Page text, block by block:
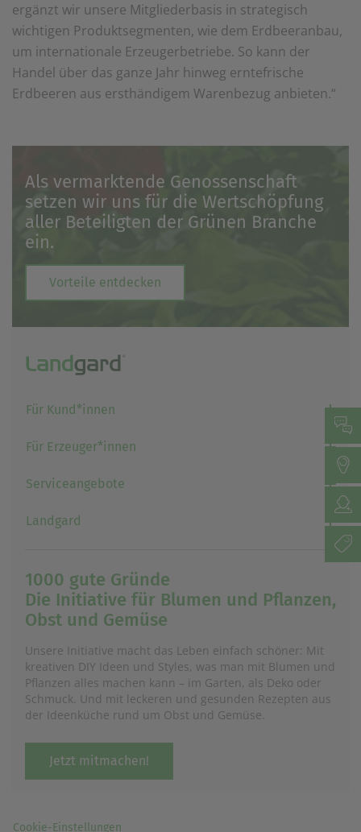
ergänzt wir unsere Mitgliederbasis in strategisch
wichtigen Produktsegmenten, wie dem Erdbeeranbau,
um internationale Erzeugerbetriebe. So kann der
Handel über das ganze Jahr hinweg erntefrische
Erdbeeren aus ersthändigem Warenbezug anbieten.“
Als vermarktende Genossenschaft
setzen wir uns für die Wertschöpfung
aller Beteiligten der Grünen Branche
ein.
Vorteile entdecken
Für Kund*innen
Für Erzeuger*innen
Serviceangebote
Landgard
1000 gute Gründe
Die Initiative für Blumen und Pflanzen,
Obst und Gemüse
Unsere Initiative macht das Leben einfach schöner: Mit
kreativen DIY Ideen und Styles, was man mit Blumen und
Pflanzen alles machen kann – im Garten, als Deko oder
Schmuck. Und mit leckeren und gesunden Rezepten aus
der Ideenküche rund um Obst und Gemüse.
Jetzt mitmachen!
Cookie-Einstellungen